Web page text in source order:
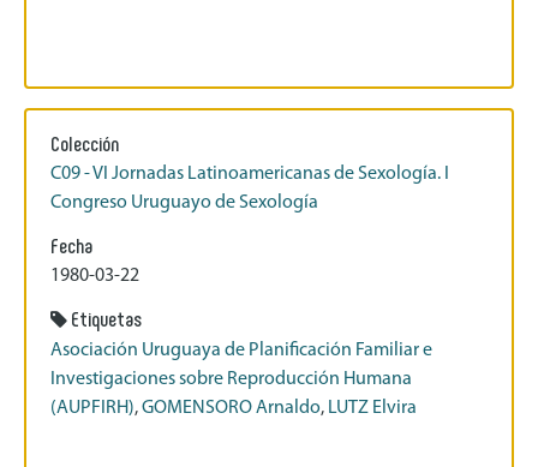
Colección
C09 - VI Jornadas Latinoamericanas de Sexología. I
Congreso Uruguayo de Sexología
Fecha
1980-03-22
Etiquetas
Asociación Uruguaya de Planificación Familiar e
Investigaciones sobre Reproducción Humana
(AUPFIRH),GOMENSORO Arnaldo, LUTZ Elvira